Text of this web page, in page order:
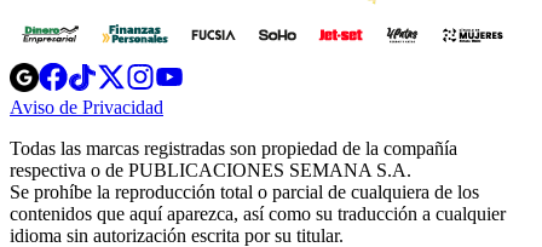
Opens
in
new
Opens
in
new
Opens
in
new
window
Opens
new
windowwindow
Aviso de Privacidad
new
window
Todas las marcas registradas son propiedad de la compañía
respectiva o de PUBLICACIONES SEMANA S.A.
Se prohíbe la reproducción total o parcial de cualquiera de los
contenidos que aquí aparezca, así como su traducción a cualquier
idioma sin autorización escrita por su titular.